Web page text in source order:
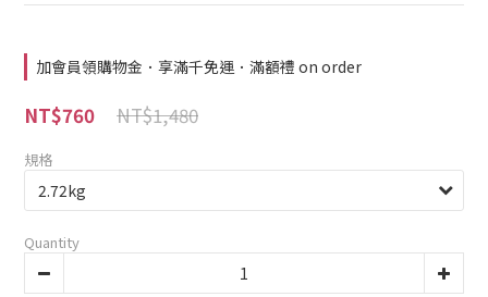
加會員領購物金．享滿千免運．滿額禮 on order
NT$1,480
NT$760
規格
Quantity